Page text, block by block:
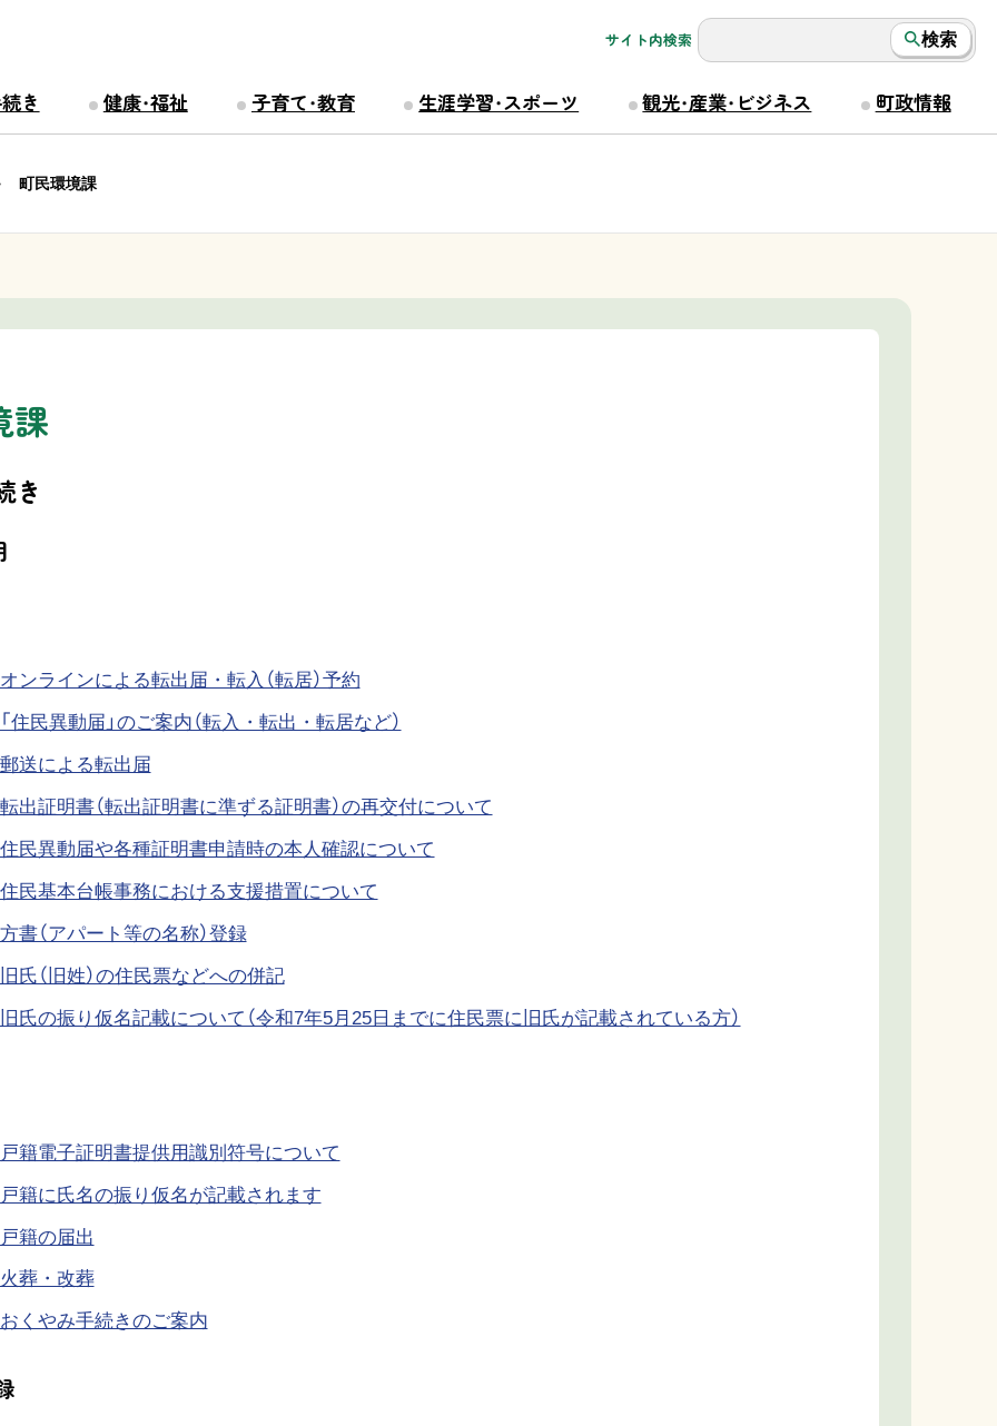
サイト内検索 検索
き 健康・福祉 子育て・教育 生涯学習・スポーツ 観光・産業・ビジネス 町政情報
町民環境課
課
き
オンラインによる転出届・転入（転居）予約
「住民異動届」のご案内（転入・転出・転居など）
郵送による転出届
転出証明書（転出証明書に準ずる証明書）の再交付について
住民異動届や各種証明書申請時の本人確認について
住民基本台帳事務における支援措置について
方書（アパート等の名称）登録
旧氏（旧姓）の住民票などへの併記
旧氏の振り仮名記載について（令和7年5月25日までに住民票に旧氏が記載されている方）
戸籍電子証明書提供用識別符号について
戸籍に氏名の振り仮名が記載されます
戸籍の届出
火葬・改葬
おくやみ手続きのご案内